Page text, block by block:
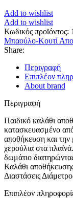
Add to wishlist
Add to wishlist
Κωδικός προϊόντος:
Μπαούλο-Κουτί
Share:
Περιγραφή
Επιπλέον
About brand
Περιγραφή
Παιδικό καλάθι
κατασκευασμένο
αποθήκευση και την
χερούλια στα
δωμάτιο
Καλάθι
Διαστάσεις
Επιπλέον